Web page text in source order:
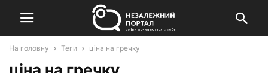
На головну Теги ціна на гречку